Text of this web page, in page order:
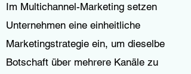
Im Multichannel-Marketing setzen
Unternehmen eine einheitliche
Marketingstrategie ein, um dieselbe
Botschaft über mehrere Kanäle zu